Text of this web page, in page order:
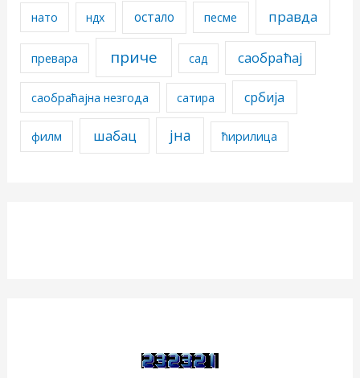
нато ндх остало песме правда
превара приче сад саобраћај
саобраћајна незгода сатира србија
филм шабац јна ћирилица